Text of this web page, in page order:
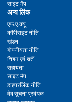
साइट मैप
अन्य लिंक
एफ.ए.क्यू
कॉपीराइट नीति
खंडन
गोपनीयता नीति
नियम एवं शर्तें
सहायता
साइट मैप
हाइपरलिंक नीति
वेब सूचना प्रबंधक